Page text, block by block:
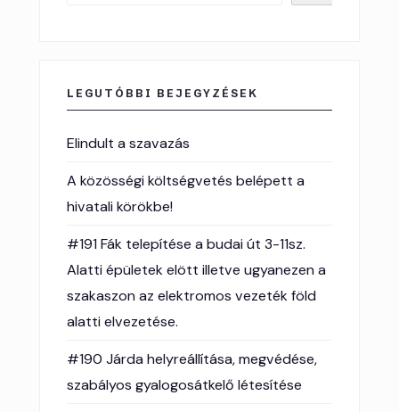
LEGUTÓBBI BEJEGYZÉSEK
Elindult a szavazás
A közösségi költségvetés belépett a
hivatali körökbe!
#191 Fák telepítése a budai út 3-11sz.
Alatti épületek elött illetve ugyanezen a
szakaszon az elektromos vezeték föld
alatti elvezetése.
#190 Járda helyreállítása, megvédése,
szabályos gyalogosátkelő létesítése